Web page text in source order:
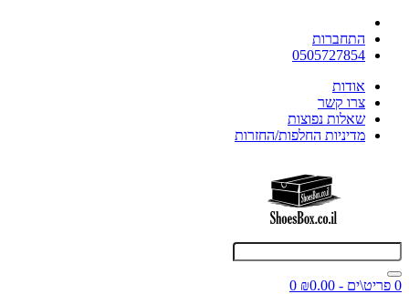
התחברות
0505727854
אודות
צרו קשר
שאלות נפוצות
מדיניות החלפות/החזרות
0 פריט\ים - ₪0.00
0